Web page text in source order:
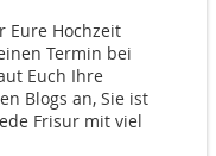
Eure Hochzeit
Termin bei
Euch Ihre
Blogs an, Sie ist
Frisur mit viel